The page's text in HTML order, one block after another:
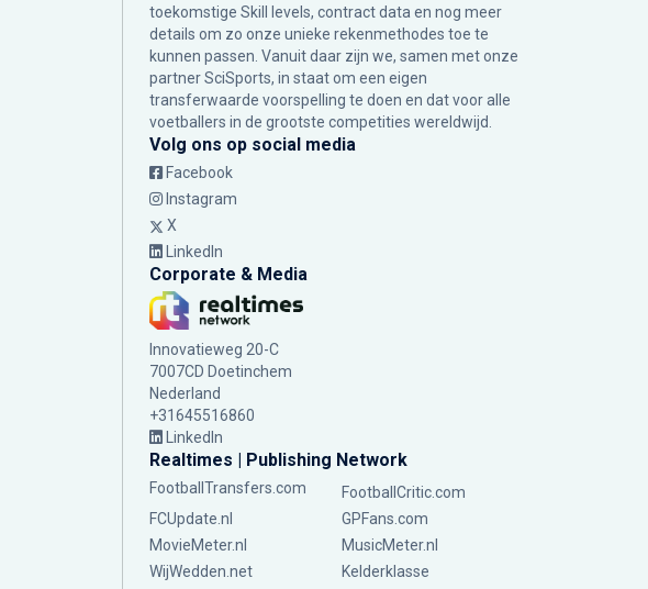
toekomstige Skill levels, contract data en nog meer
details om zo onze unieke rekenmethodes toe te
kunnen passen. Vanuit daar zijn we, samen met onze
partner SciSports, in staat om een eigen
transferwaarde voorspelling te doen en dat voor alle
voetballers in de grootste competities wereldwijd.
Volg ons op social media
Facebook
Instagram
X
LinkedIn
Corporate & Media
Innovatieweg 20-C
7007CD Doetinchem
Nederland
+31645516860
LinkedIn
Realtimes | Publishing Network
FootballTransfers.com
FootballCritic.com
FCUpdate.nl
GPFans.com
MovieMeter.nl
MusicMeter.nl
WijWedden.net
Kelderklasse